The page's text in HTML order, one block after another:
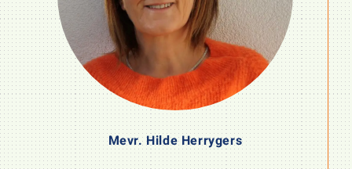
Mevr. Hilde Herrygers